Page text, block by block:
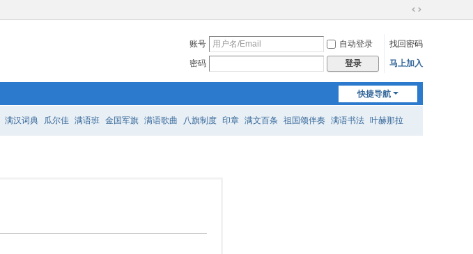
切
到
宽
账号 自动登录
找回密码
密码
登录 马上加入
快捷导航
满汉词典 瓜尔佳 满语班 金国军旗 满语歌曲 八旗制度 印章 满文百条 祖国颂伴奏 满语书法 叶赫那拉